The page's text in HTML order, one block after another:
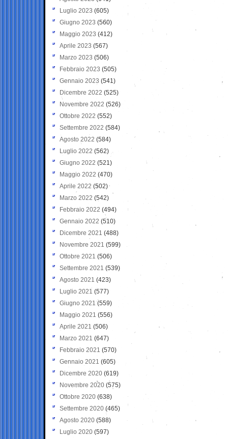
Luglio 2023 (605)
Giugno 2023 (560)
Maggio 2023 (412)
Aprile 2023 (567)
Marzo 2023 (506)
Febbraio 2023 (505)
Gennaio 2023 (541)
Dicembre 2022 (525)
Novembre 2022 (526)
Ottobre 2022 (552)
Settembre 2022 (584)
Agosto 2022 (584)
Luglio 2022 (562)
Giugno 2022 (521)
Maggio 2022 (470)
Aprile 2022 (502)
Marzo 2022 (542)
Febbraio 2022 (494)
Gennaio 2022 (510)
Dicembre 2021 (488)
Novembre 2021 (599)
Ottobre 2021 (506)
Settembre 2021 (539)
Agosto 2021 (423)
Luglio 2021 (577)
Giugno 2021(559)
Maggio 2021 (556)
Aprile 2021 (506)
Marzo 2021 (647)
Febbraio 2021 (570)
Gennaio 2021 (605)
Dicembre 2020 (619)
Novembre 2020 (575)
Ottobre 2020 (638)
Settembre 2020(465)
Agosto 2020 (588)
Luglio 2020 (597)